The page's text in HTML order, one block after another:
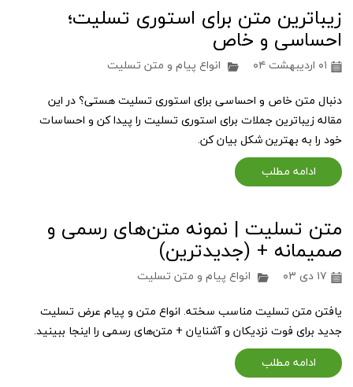
زیباترین متن برای استوری تسلیت؛
احساسی و خاص
۰۱ اردیبهشت ۰۴
انواع پیام و متن تسلیت
دنبال متن خاص و احساسی برای استوری تسلیت هستی؟ در این
مقاله زیباترین جملات برای استوری تسلیت را پیدا کن و احساسات
خود را به بهترین شکل بیان کن.
ادامه مطلب
متن تسلیت | نمونه متن‌های رسمی و
صمیمانه + (جدیدترین)
۱۷ دی ۰۳
انواع پیام و متن تسلیت
یافتن متن تسلیت مناسب سخته. انواع متن و پیام عرض تسلیت
جدید برای فوت نزدیکان و آشنایان + متن‌های رسمی را اینجا ببینید.
ادامه مطلب